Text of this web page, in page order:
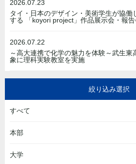
2026.07.23
タイ・日本のデザイン・美術学生が協働
する 「koyori project」作品展示会・報
2026.07.22
～高大連携で化学の魅力を体験～武生東
象に理科実験教室を実施
絞り込み選択
すべて
本部
大学